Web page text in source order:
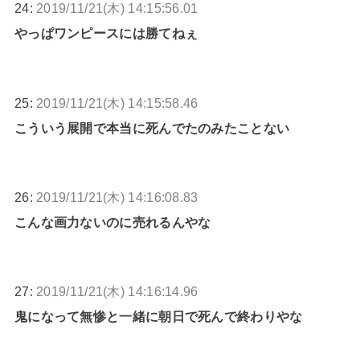
24: 2019/11/21(木) 14:15:56.01
やっぱワンピースには勝てねぇ
25: 2019/11/21(木) 14:15:58.46
こういう展開で本当に死んでたのみたことない
26: 2019/11/21(木) 14:16:08.83
こんな画力ないのに売れるんやな
27: 2019/11/21(木) 14:16:14.96
鬼になって無惨と一緒に朝日で死んで終わりやな